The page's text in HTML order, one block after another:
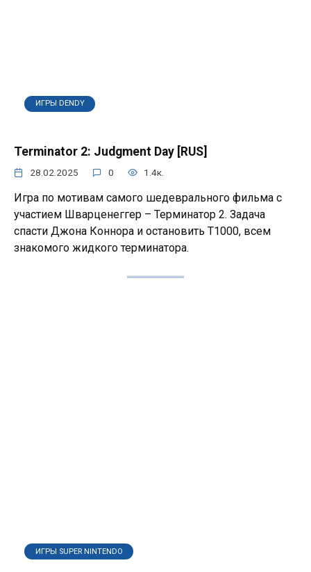
ИГРЫ DENDY
Terminator 2: Judgment Day [RUS]
28.02.2025 0 1.4к.
Игра по мотивам самого шедеврального фильма с
участием Шварценеггер – Терминатор 2. Задача
спасти Джона Коннора и остановить T1000, всем
знакомого жидкого терминатора.
ИГРЫ SUPER NINTENDO